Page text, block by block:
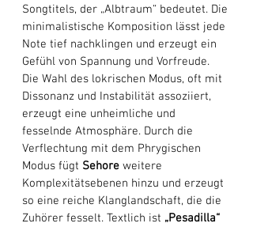
Songtitels, der „Albtraum“ bedeutet. Die
minimalistische Komposition lässt jede
Note tief nachklingen und erzeugt ein
Gefühl von Spannung und Vorfreude.
Die Wahl des lokrischen Modus, oft mit
Dissonanz und Instabilität assoziiert,
erzeugt eine unheimliche und
fesselnde Atmosphäre. Durch die
Verflechtung mit dem Phrygischen
Modus fügt Sehore weitere
Komplexitätsebenen hinzu und erzeugt
so eine reiche Klanglandschaft, die die
Zuhörer fesselt. Textlich ist „Pesadilla“